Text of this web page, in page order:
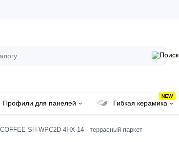
Профили для панелей
NEW
Гибкая керамика
SH-WPC2D-4HX-14 - террасный паркет